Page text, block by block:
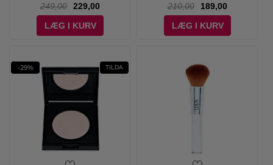
249,00
229,00
LÆG I KURV
210,00
189,00
LÆG I KURV
-29% TILDA